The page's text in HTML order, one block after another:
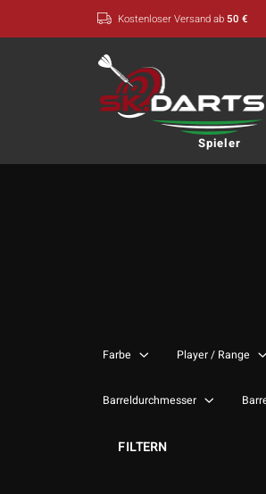
Kostenloser Versand ab50 €
Spieler
Farbe Player / Range
Barreldurchmesser
FILTERN